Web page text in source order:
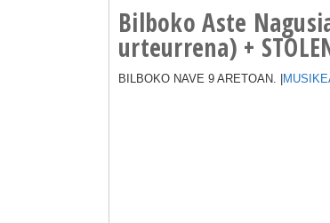
Bilboko Aste
urteurrena) +
BILBOKO NAVE 9 ARETOAN. |